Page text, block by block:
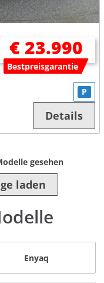
€ 23.990
Bestpreisgarantie
P
Details
gesehen
laden
Enyaq